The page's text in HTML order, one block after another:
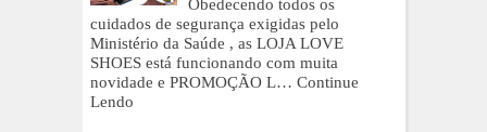
Obedecendo todos os
cuidados de segurança exigidas pelo
Ministério da Saúde , as LOJA LOVE
SHOES está funcionando com muita
novidade e PROMOÇÃO L… Continue
Lendo